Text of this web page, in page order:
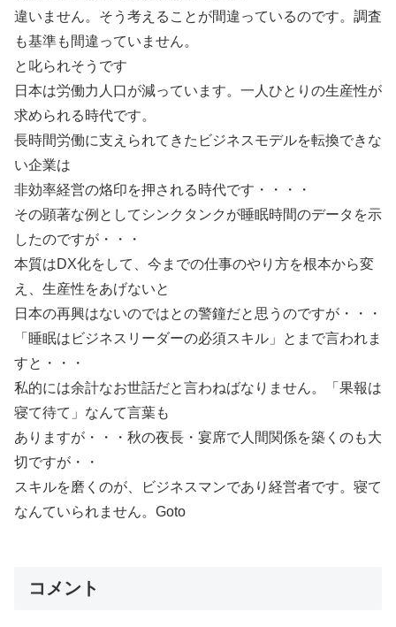
違いません。そう考えることが間違っているのです。調査
も基準も間違っていません。
と叱られそうです
日本は労働力人口が減っています。一人ひとりの生産性が
求められる時代です。
長時間労働に支えられてきたビジネスモデルを転換できな
い企業は
非効率経営の烙印を押される時代です・・・・
その顕著な例としてシンクタンクが睡眠時間のデータを示
したのですが・・・
本質はDX化をして、今までの仕事のやり方を根本から変
え、生産性をあげないと
日本の再興はないのではとの警鐘だと思うのですが・・・
「睡眠はビジネスリーダーの必須スキル」とまで言われま
すと・・・
私的には余計なお世話だと言わねばなりません。「果報は
寝て待て」なんて言葉も
ありますが・・・秋の夜長・宴席で人間関係を築くのも大
切ですが・・
スキルを磨くのが、ビジネスマンであり経営者です。寝て
なんていられません。Goto
コメント